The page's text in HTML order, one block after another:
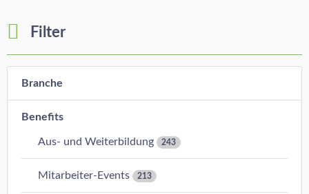
Filter
Branche
Benefits
Aus- und Weiterbildung 243
Mitarbeiter-Events 213